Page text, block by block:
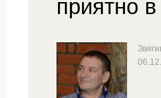
приятно